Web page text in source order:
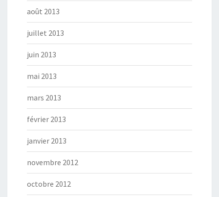
août 2013
juillet 2013
juin 2013
mai 2013
mars 2013
février 2013
janvier 2013
novembre 2012
octobre 2012